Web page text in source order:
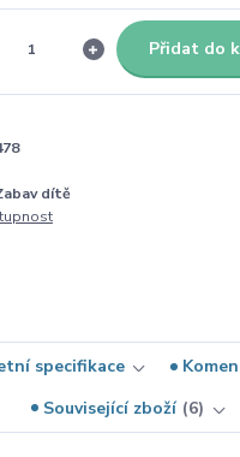
Přidat do
dítě
specifikace
Související zboží 6